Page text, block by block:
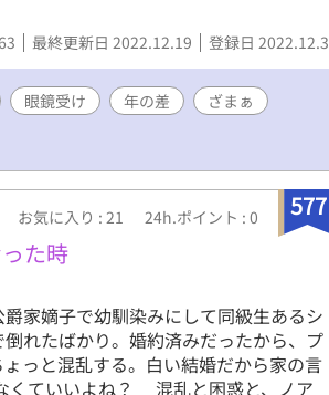
最終更新日 2022.12.19 登録日 2022.12.3
眼鏡受け 年の差
ざまぁ
577
お気に入り : 21 24h.ポイント : 0
た時
家嫡子で幼馴染みにして同級生あるシ
れたばかり。婚約済みだったから、プ
っと混乱する。白い結婚だから家の言
ていいよね？ 混乱と困惑と、ノア